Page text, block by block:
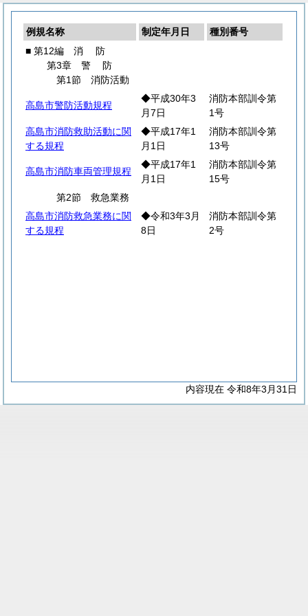
例規名称 制定年月日
種別番号
■ 第12編 消 防
第3章 警 防
第1節 消防活動
高島市警防活動規程
◆平成30年3
月7日
消防本部訓令第
1号
高島市消防救助活動に関
する規程
◆平成17年1
月1日
消防本部訓令第
13号
高島市消防車両管理規程
◆平成17年1
月1日
消防本部訓令第
15号
第2節 救急業務
高島市消防救急業務に関
する規程
◆令和3年3月
8日
消防本部訓令第
2号
内容現在 令和8年3月31日